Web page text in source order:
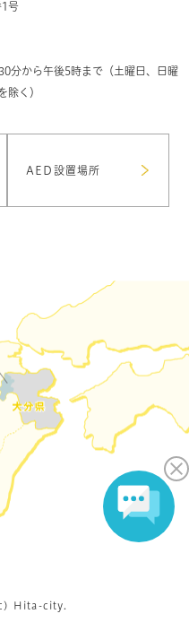
1号
分から午後5時まで（土曜日、日曜
除く）
AED設置場所
Hita-city.